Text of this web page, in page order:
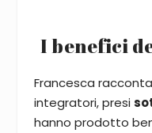
I benefici
Francesca
integratori, presi
hanno prodotto